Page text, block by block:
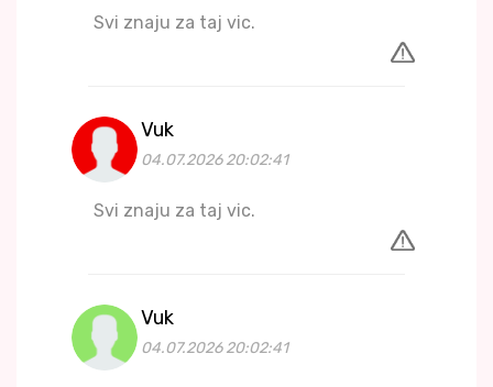
Svi znaju za taj vic.
Vuk
04.07.2026 20:02:41
Svi znaju za taj vic.
Vuk
04.07.2026 20:02:41